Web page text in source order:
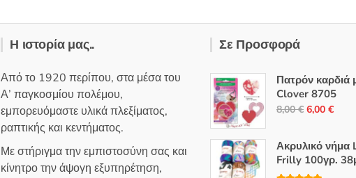
θ
κ
ε
0
α
π
ό
5
η
ε
μ
α
π
ό
5
Οι
μπορούν
να
επιλεγούν
σελίδα
του
Η ιστορία μας..
Από το 1920 περίπου, στα μέσα του
Α’ παγκοσμίου πολέμου,
εμπορευόμαστε υλικά πλεξίματος,
ραπτικής και κεντήματος.
Με στήριγμα την εμπιστοσύνη σας και
κίνητρο την άψογη εξυπηρέτηση,
Σε Προσφορά
Πατρόν καρδιά
Clover 8705
8,00€ Original
was:
8,00 €.
6,00 €Η
τιμή
Ακρυλικό νήμα
Frilly 100γρ.